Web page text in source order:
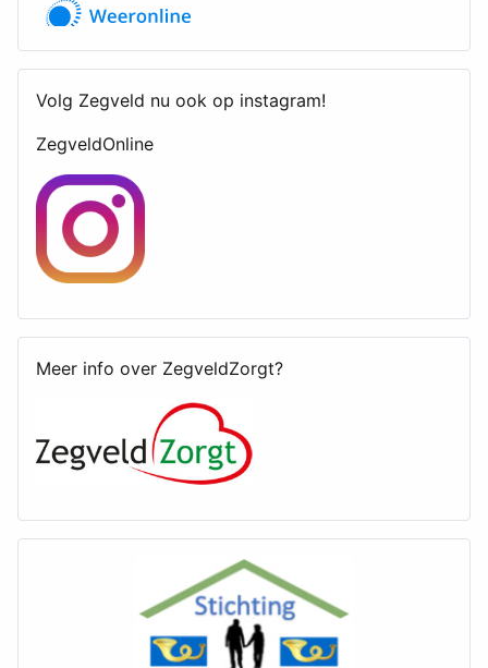
Volg Zegveld nu ook op instagram!
ZegveldOnline
Meer info over ZegveldZorgt?